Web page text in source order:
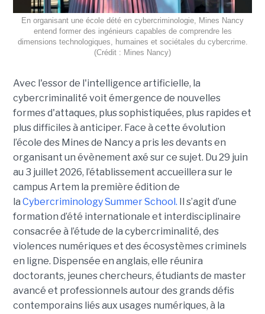
En organisant une école dété en cybercriminologie, Mines Nancy
entend former des ingénieurs capables de comprendre les
dimensions technologiques, humaines et sociétales du cybercrime.
(Crédit : Mines Nancy)
Avec l'essor de l'intelligence artificielle, la
cybercriminalité voit émergence de nouvelles
formes d'attaques, plus sophistiquées, plus rapides et
plus difficiles à anticiper. Face à cette évolution
l’école des Mines de Nancy a pris les devants en
organisant un évènement axé sur ce sujet. Du 29 juin
au 3 juillet 2026, l’établissement accueillera sur le
campus Artem la première édition de
la Cybercriminology Summer School. Il s’agit d’une
formation d’été internationale et interdisciplinaire
consacrée à l’étude de la cybercriminalité, des
violences numériques et des écosystèmes criminels
en ligne. Dispensée en anglais, elle réunira
doctorants, jeunes chercheurs, étudiants de master
avancé et professionnels autour des grands défis
contemporains liés aux usages numériques, à la